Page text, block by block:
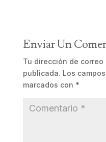
Enviar Un
Tu dirección de
publicada. Los
marcados con *